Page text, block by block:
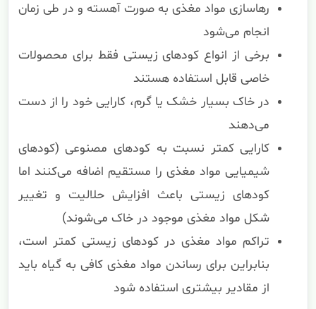
رهاسازی مواد مغذی به صورت آهسته و در طی زمان
انجام می‌شود
برخی از انواع کودهای زیستی فقط برای محصولات
خاصی قابل استفاده هستند
در خاک بسیار خشک یا گرم، کارایی خود را از دست
می‌دهند
کارایی کمتر نسبت به کودهای مصنوعی (کودهای
شیمیایی مواد مغذی را مستقیم اضافه می‌کنند اما
کودهای زیستی باعث افزایش حلالیت و تغییر
شکل مواد مغذی موجود در خاک می‌شوند)
تراکم مواد مغذی در کودهای زیستی کمتر است،
بنابراین برای رساندن مواد مغذی کافی به گیاه باید
از مقادیر بیشتری استفاده شود